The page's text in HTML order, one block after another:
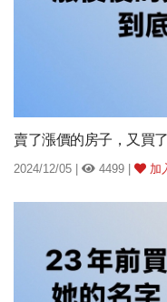
賣了漲價的房子，又買
2024/12/05 | 4499 | 加